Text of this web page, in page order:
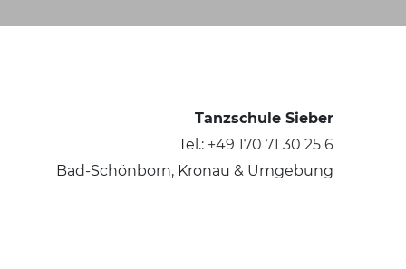
Tanzschule Sieber
Tel.: +49 170 71 30 25 6
Bad-Schönborn, Kronau & Umgebung